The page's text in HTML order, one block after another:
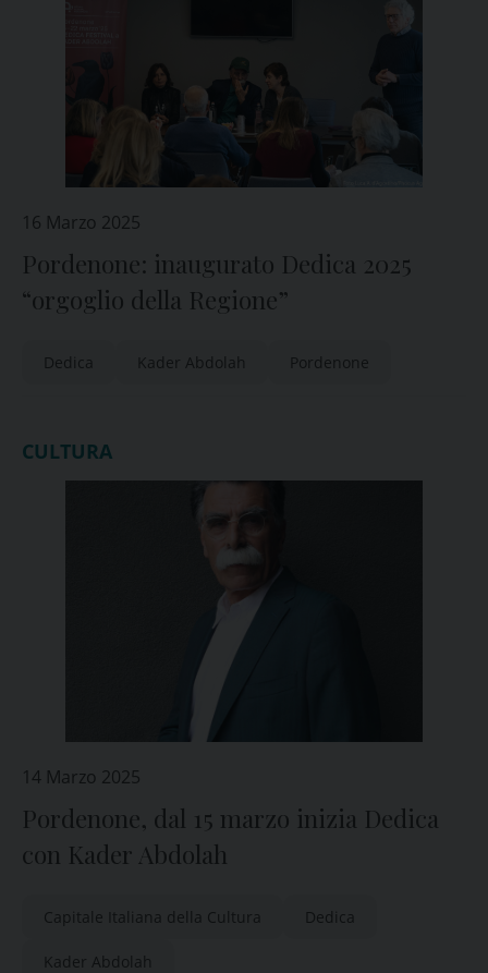
16 Marzo 2025
Pordenone: inaugurato Dedica 2025
“orgoglio della Regione”
Dedica Kader Abdolah Pordenone
CULTURA
14 Marzo 2025
Pordenone, dal 15 marzo inizia Dedica
con Kader Abdolah
Capitale Italiana della Cultura Dedica
Kader Abdolah